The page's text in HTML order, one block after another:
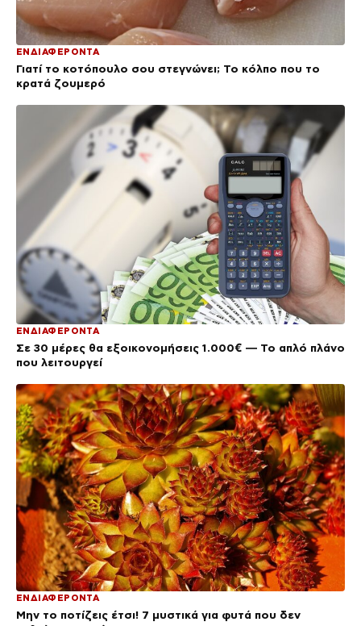
ΕΝΔΙΑΦΕΡΟΝΤΑ
Γιατί το κοτόπουλο σου στεγνώνει; Το κόλπο που το
κρατά ζουμερό
ΕΝΔΙΑΦΕΡΟΝΤΑ
Σε 30 μέρες θα εξοικονομήσεις 1.000€ — Το απλό πλάνο
που λειτουργεί
ΕΝΔΙΑΦΕΡΟΝΤΑ
Μην το ποτίζεις έτσι! 7 μυστικά για φυτά που δεν